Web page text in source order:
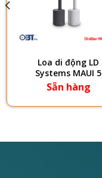
Loa di động LD
Systems MAUI 5
Sẵn hàng